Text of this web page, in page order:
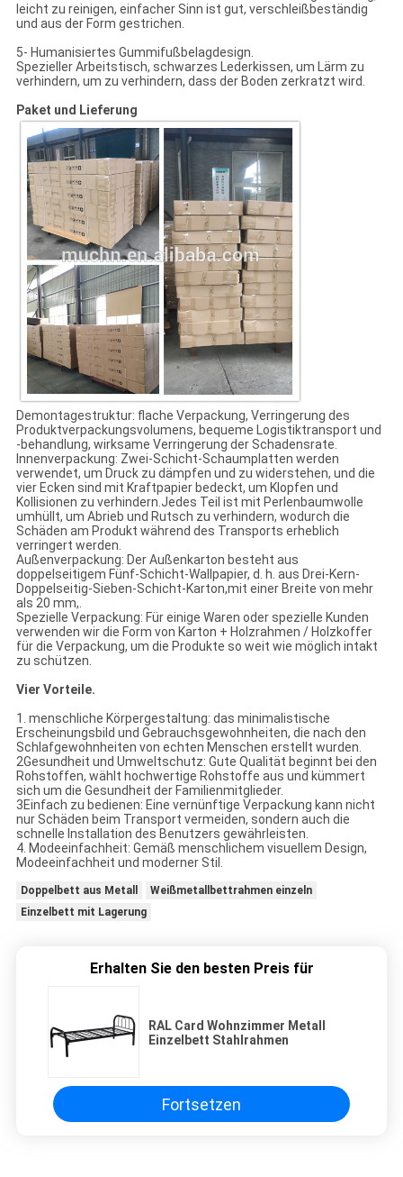
leicht zu reinigen, einfacher Sinn ist gut, verschleißbeständig
und aus der Form gestrichen.
5- Humanisiertes Gummifußbelagdesign.
Spezieller Arbeitstisch, schwarzes Lederkissen, um Lärm zu
verhindern, um zu verhindern, dass der Boden zerkratzt wird.
Paket und Lieferung
Demontagestruktur: flache Verpackung, Verringerung des
Produktverpackungsvolumens, bequeme Logistiktransport und
-behandlung, wirksame Verringerung der Schadensrate.
Innenverpackung: Zwei-Schicht-Schaumplatten werden
verwendet, um Druck zu dämpfen und zu widerstehen, und die
vier Ecken sind mit Kraftpapier bedeckt, um Klopfen und
Kollisionen zu verhindern.Jedes Teil ist mit Perlenbaumwolle
umhüllt, um Abrieb und Rutsch zu verhindern, wodurch die
Schäden am Produkt während des Transports erheblich
verringert werden.
Außenverpackung: Der Außenkarton besteht aus
doppelseitigem Fünf-Schicht-Wallpapier, d. h. aus Drei-Kern-
Doppelseitig-Sieben-Schicht-Karton,mit einer Breite von mehr
als 20 mm,.
Spezielle Verpackung: Für einige Waren oder spezielle Kunden
verwenden wir die Form von Karton + Holzrahmen / Holzkoffer
für die Verpackung, um die Produkte so weit wie möglich intakt
zu schützen.
Vier Vorteile.
1. menschliche Körpergestaltung: das minimalistische
Erscheinungsbild und Gebrauchsgewohnheiten, die nach den
Schlafgewohnheiten von echten Menschen erstellt wurden.
2Gesundheit und Umweltschutz: Gute Qualität beginnt bei den
Rohstoffen, wählt hochwertige Rohstoffe aus und kümmert
sich um die Gesundheit der Familienmitglieder.
3Einfach zu bedienen: Eine vernünftige Verpackung kann nicht
nur Schäden beim Transport vermeiden, sondern auch die
schnelle Installation des Benutzers gewährleisten.
4. Modeeinfachheit: Gemäß menschlichem visuellem Design,
Modeeinfachheit und moderner Stil.
Doppelbett aus Metall
Weißmetallbettrahmen einzeln
Einzelbett mit Lagerung
Erhalten Sie den besten Preis für
RAL Card Wohnzimmer Metall
Einzelbett Stahlrahmen
Fortsetzen